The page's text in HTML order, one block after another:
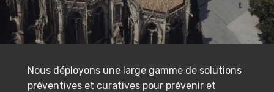
Nous déployons une large gamme de solutions
préventives et curatives pour prévenir et